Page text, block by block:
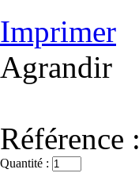
Imprimer
Agrandir
Référence :
Quantité :